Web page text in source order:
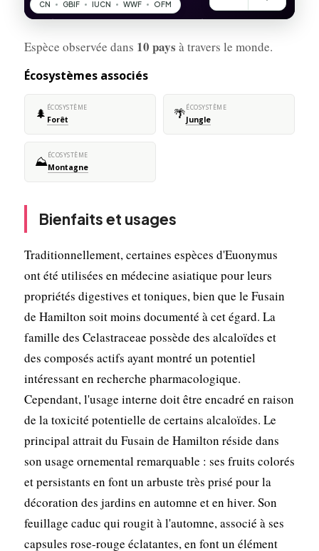
Espèce observée dans 10 pays à travers le monde.
Écosystèmes associés
🌲 ÉCOSYSTÈME
Forêt 🌴ÉCOSYSTÈME
Jungle
⛰️ÉCOSYSTÈME
Montagne
Bienfaits et usages
Traditionnellement, certaines espèces d'Euonymus
ont été utilisées en médecine asiatique pour leurs
propriétés digestives et toniques, bien que le Fusain
de Hamilton soit moins documenté à cet égard. La
famille des Celastraceae possède des alcaloïdes et
des composés actifs ayant montré un potentiel
intéressant en recherche pharmacologique.
Cependant, l'usage interne doit être encadré en raison
de la toxicité potentielle de certains alcaloïdes. Le
principal attrait du Fusain de Hamilton réside dans
son usage ornemental remarquable : ses fruits colorés
et persistants en font un arbuste très prisé pour la
décoration des jardins en automne et en hiver. Son
feuillage caduc qui rougit à l'automne, associé à ses
capsules rose-rouge éclatantes, en font un élément